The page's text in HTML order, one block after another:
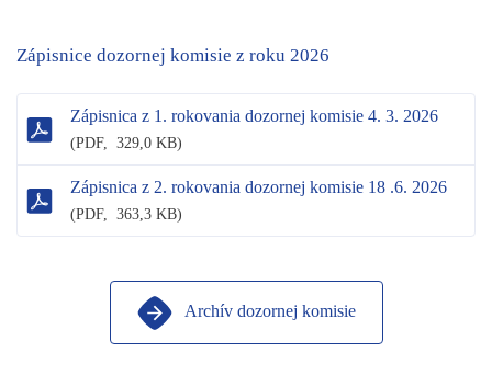
Zápisnice dozornej komisie z roku 2026
Zápisnica z 1. rokovania dozornej komisie 4. 3. 2026
(PDF, 329,0 KB)
Zápisnica z 2. rokovania dozornej komisie 18 .6. 2026
(PDF, 363,3 KB)
Archív dozornej komisie